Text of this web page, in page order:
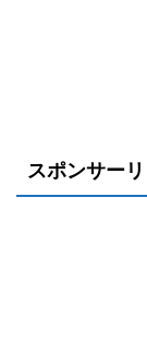
スポンサー